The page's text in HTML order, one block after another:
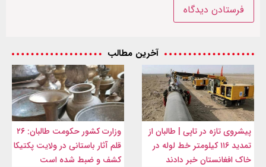
آخرین مطالب
پیشروی تازه در تاپی | طالبان از
تمدید ۱۱۶ کیلومتر خط لوله در
خاک افغانستان خبر دادند
وزارت کشور حکومت طالبان: ۲۶
قلم آثار باستانی در ولایت پکتیکا
کشف و ضبط شده است